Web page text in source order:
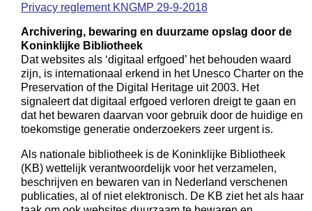
Privacy reglement KNGMP 29-9-2018
Archivering, bewaring en duurzame opslag door de
Koninklijke Bibliotheek
Dat websites als ‘digitaal erfgoed’ het behouden waard
zijn, is internationaal erkend in het Unesco Charter on the
Preservation of the Digital Heritage uit 2003. Het
signaleert dat digitaal erfgoed verloren dreigt te gaan en
dat het bewaren daarvan voor gebruik door de huidige en
toekomstige generatie onderzoekers zeer urgent is.
Als nationale bibliotheek is de Koninklijke Bibliotheek
(KB) wettelijk verantwoordelijk voor het verzamelen,
beschrijven en bewaren van in Nederland verschenen
publicaties, al of niet elektronisch. De KB ziet het als haar